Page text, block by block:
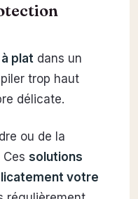
plat dans un
trop haut
délicate.
ou de la
solutions
votre